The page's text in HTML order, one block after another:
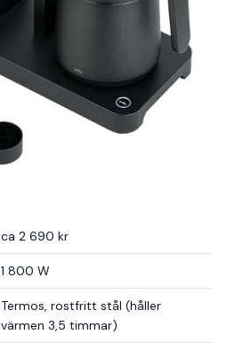
ca 2 690 kr
1 800 W
Termos, rostfritt stål (håller
värmen 3,5 timmar)